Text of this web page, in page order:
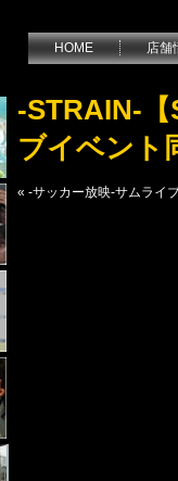
HOME 店舗
-STRAIN-
ブイベント
« -サッカー放映-サムライ